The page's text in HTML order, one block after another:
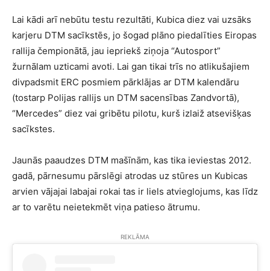
Lai kādi arī nebūtu testu rezultāti, Kubica diez vai uzsāks
karjeru DTM sacīkstēs, jo šogad plāno piedalīties Eiropas
rallija čempionātā, jau iepriekš ziņoja “Autosport”
žurnālam uzticami avoti. Lai gan tikai trīs no atlikušajiem
divpadsmit ERC posmiem pārklājas ar DTM kalendāru
(tostarp Polijas rallijs un DTM sacensības Zandvortā),
“Mercedes” diez vai gribētu pilotu, kurš izlaiž atsevišķas
sacīkstes.
Jaunās paaudzes DTM mašīnām, kas tika ieviestas 2012.
gadā, pārnesumu pārslēgi atrodas uz stūres un Kubicas
arvien vājajai labajai rokai tas ir liels atvieglojums, kas līdz
ar to varētu neietekmēt viņa patieso ātrumu.
REKLĀMA